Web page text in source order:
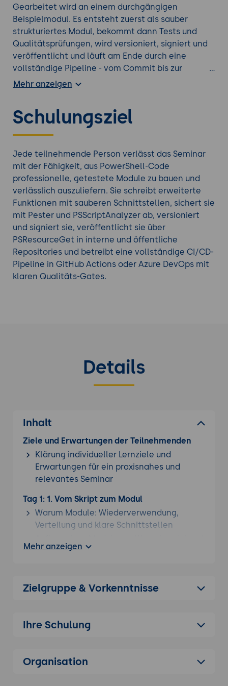
Gearbeitet wird an einem durchgängigen
Beispielmodul. Es entsteht zuerst als sauber
strukturiertes Modul, bekommt dann Tests und
Qualitätsprüfungen, wird versioniert, signiert und
veröffentlicht und läuft am Ende durch eine
vollständige Pipeline - vom Commit bis zur
fertigen, installierbaren Version.
Schauen Sie sich auch diesePowershell Kurse
Mehr anzeigen
Schulungsziel
Jede teilnehmende Person verlässt das Seminar
mit der Fähigkeit, aus PowerShell-Code
professionelle, getestete Module zu bauen und
verlässlich auszuliefern. Sie schreibt erweiterte
Funktionen mit sauberen Schnittstellen, sichert sie
mit Pester und PSScriptAnalyzer ab, versioniert
und signiert sie, veröffentlicht sie über
PSResourceGet in interne und öffentliche
Repositories und betreibt eine vollständige CI/CD-
Pipeline in GitHub Actions oder Azure DevOps mit
klaren Qualitäts-Gates.
Details
Inhalt
Ziele und Erwartungen der Teilnehmenden
Klärung individueller Lernziele und
Erwartungen für ein praxisnahes und
relevantes Seminar
Tag 1: 1. Vom Skript zum Modul
Warum Module: Wiederverwendung,
Verteilung und klare Schnittstellen
Manifest
Praxis-Übung: Ein gewachsenes
überführen.
CmdletBinding und die Common
Mehr anzeigen
Zielgruppe & Vorkenntnisse
Ihre Schulung
Organisation